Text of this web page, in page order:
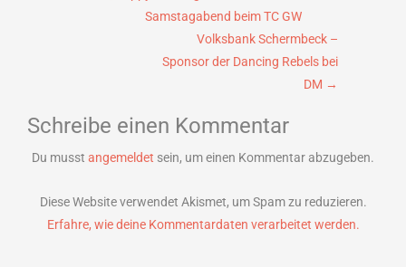
Samstagabend beim TC GW
Volksbank Schermbeck –
Sponsor der Dancing Rebels bei
DM →
Schreibe einen Kommentar
Du musst angemeldet sein, um einen Kommentar abzugeben.
Diese Website verwendet Akismet, um Spam zu reduzieren.
Erfahre, wie deine Kommentardaten verarbeitet werden.